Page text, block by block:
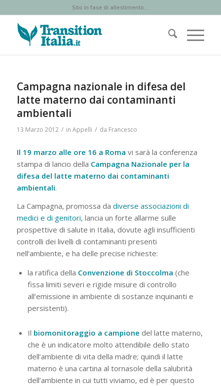
Sito in fase di allestimento...
Campagna nazionale in difesa del
latte materno dai contaminanti
ambientali
13 Marzo 2012 / in Appelli / da Francesco
Il 19 marzo alle ore 16 a Roma vi sarà la conferenza
stampa di lancio della Campagna Nazionale per la
difesa del latte materno dai contaminanti
ambientali.
La Campagna, promossa da diverse associazioni di
medici e di genitori, lancia un forte allarme sulle
prospettive di salute in Italia, dovute agli insufficienti
controlli dei livelli di contaminanti presenti
nell’ambiente, e ha delle precise richieste:
la ratifica della Convenzione di Stoccolma (che
fissa limiti severi e rigide misure di controllo
all’emissione in ambiente di sostanze inquinanti e
persistenti).
Il biomonitoraggio a campione del latte materno,
che è un indicatore molto attendibile dello stato
dell’ambiente di vita della madre; quindi il latte
materno è una cartina al tornasole della salubrità
dell’ambiente in cui tutti viviamo, ed è per questo